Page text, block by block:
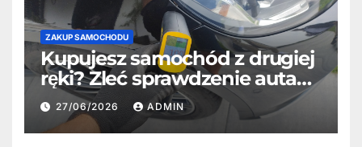
ZAKUP SAMOCHODU
Kupujesz samochód z drugiej
ręki? Zleć sprawdzenie auta
profesjonaliście
27/06/2026 ADMIN